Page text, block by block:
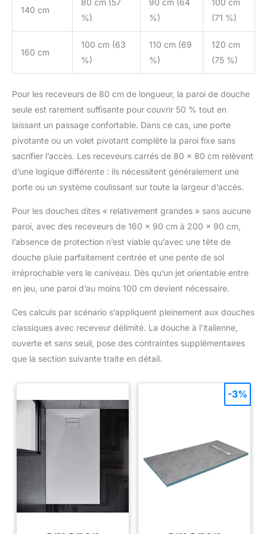
140 cm
%)
%)
(71 %)
160 cm
100 cm (63
%)
110 cm (69
%)
120 cm
(75 %)
Pour les receveurs de 80 cm de longueur, la paroi de douche
seule est rarement suffisante pour couvrir 50 % tout en
laissant un passage confortable. Dans ce cas, une porte
pivotante ou un volet pivotant complète la paroi fixe sans
sacrifier l’accès. Les receveurs carrés de 80 × 80 cm relèvent
d’une logique différente : ils nécessitent généralement une
porte ou un système coulissant sur toute la largeur d’accès.
Pour les douches dites « relativement grandes » sans aucune
paroi, avec des receveurs de 160 × 90 cm à 200 × 90 cm,
l’absence de protection n’est viable qu’avec une tête de
douche pluie parfaitement centrée et une pente de sol
irréprochable vers le caniveau. Dès qu’un jet orientable entre
en jeu, une paroi d’au moins 100 cm devient nécessaire.
Ces calculs par scénario s’appliquent pleinement aux douches
classiques avec receveur délimité. La douche à l’italienne,
ouverte et sans seuil, pose des contraintes supplémentaires
que la section suivante traite en détail.
-3%